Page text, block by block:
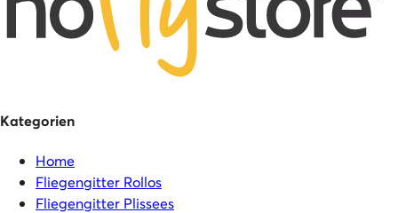
Kategorien
Home
Fliegengitter Rollos
Fliegengitter Plissees